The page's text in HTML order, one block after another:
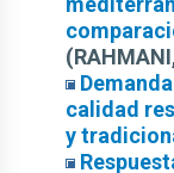
calidad
y